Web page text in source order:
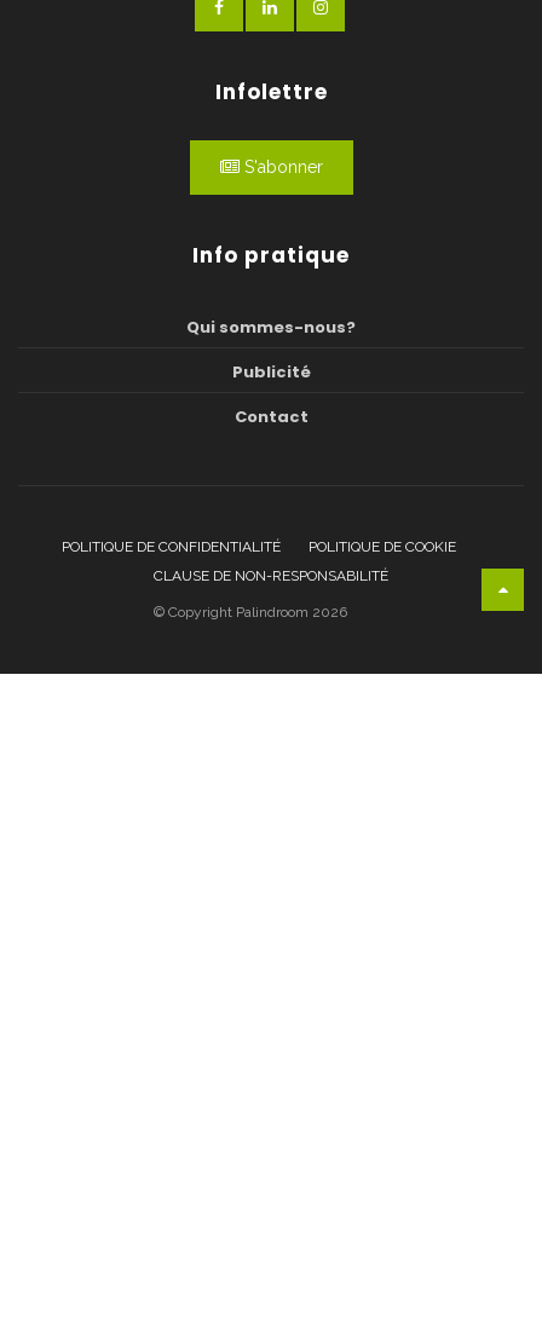
Infolettre
S'abonner
Info pratique
Qui sommes-nous?
Publicité
Contact
POLITIQUE DE CONFIDENTIALITÉ
POLITIQUE DE COOKIE
CLAUSE DE NON-RESPONSABILITÉ
© Copyright Palindroom 2026